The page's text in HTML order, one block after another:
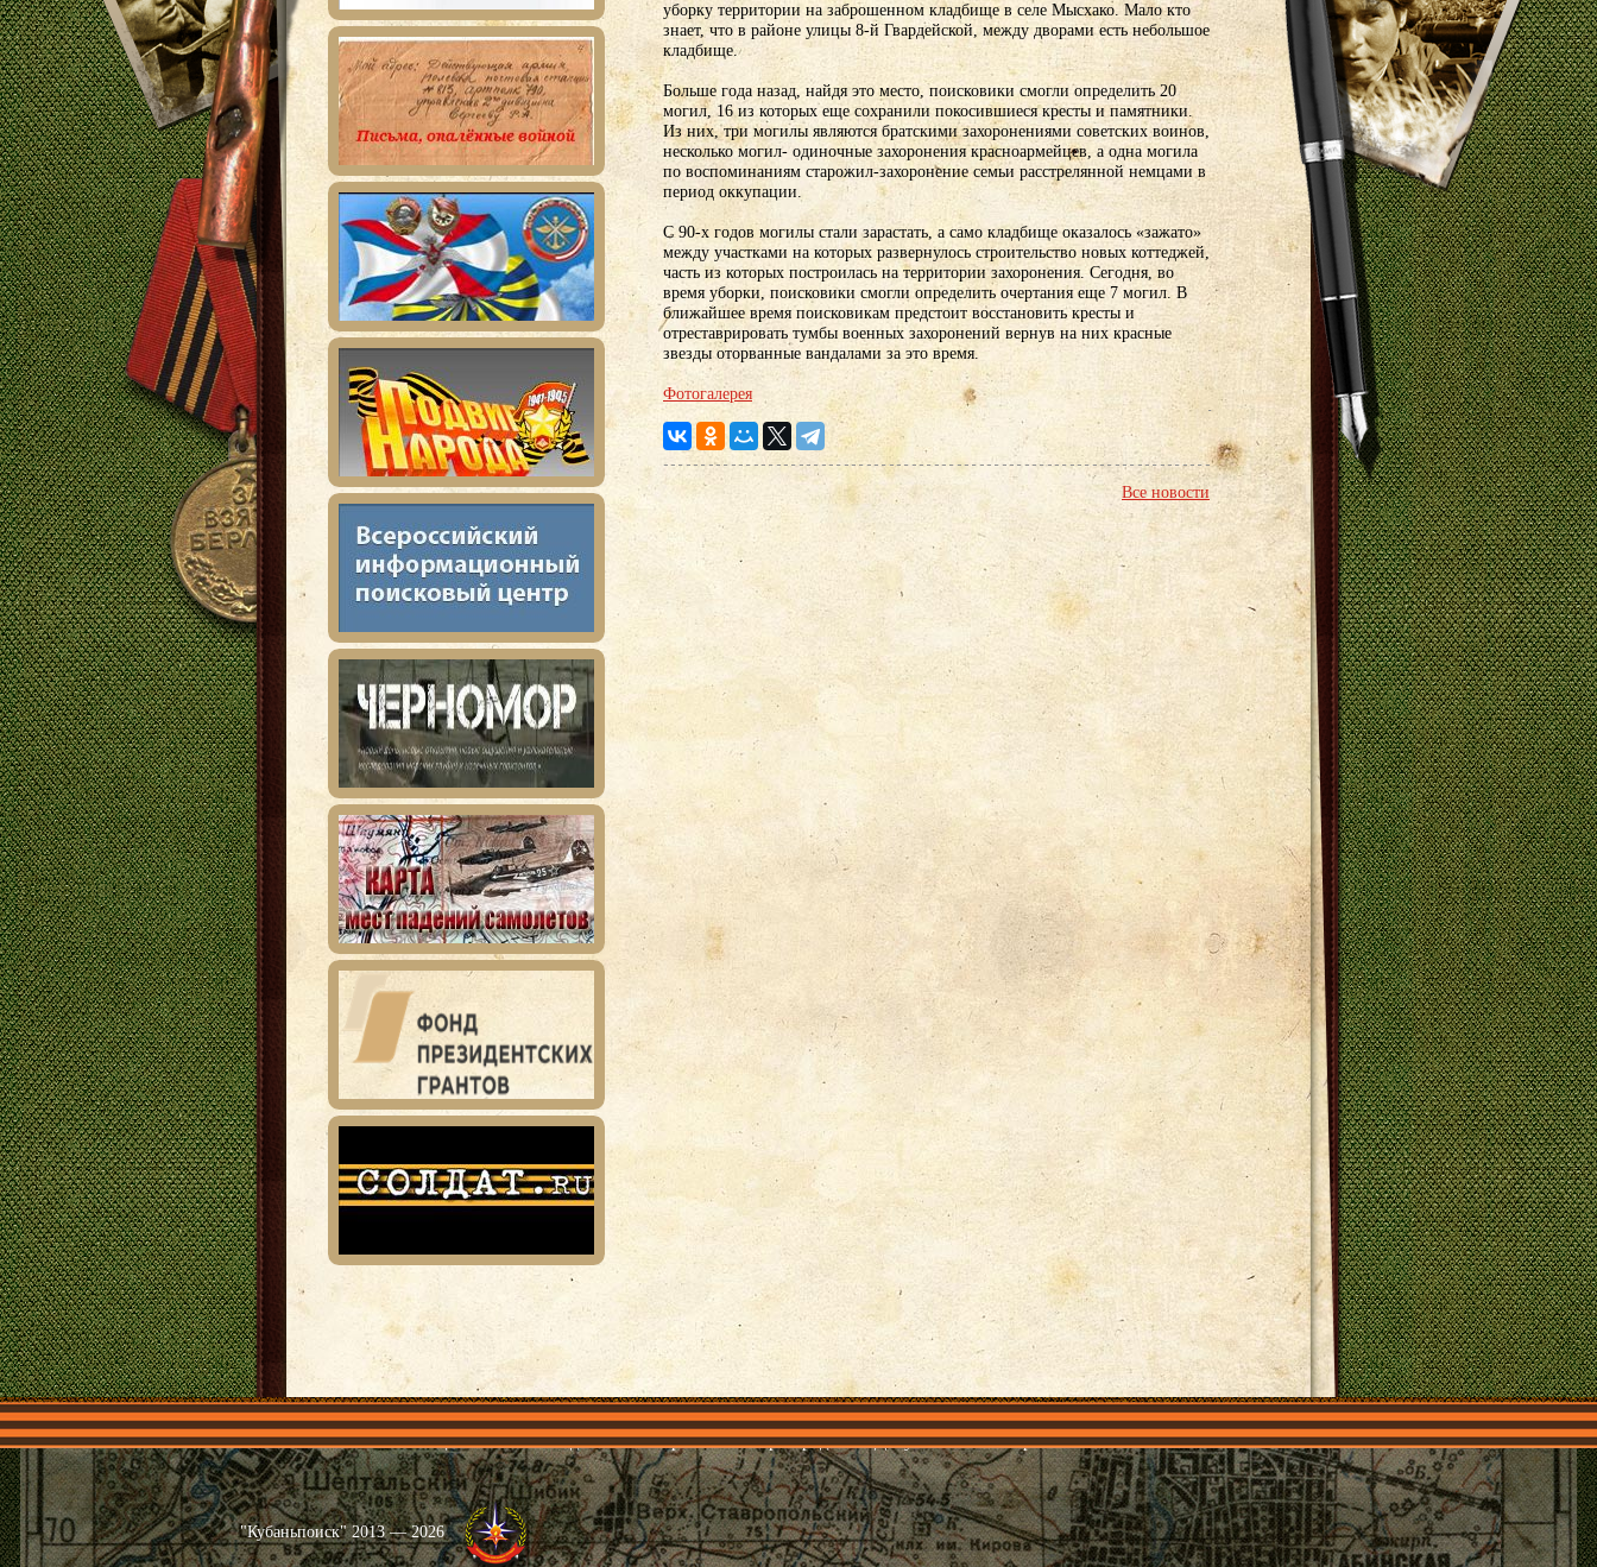
уборку территории на заброшенном кладбище в селе Мысхако. Мало кто
знает, что в районе улицы 8-й Гвардейской, между дворами есть небольшое
кладбище.
Больше года назад, найдя это место, поисковики смогли определить 20
могил, 16 из которых еще сохранили покосившиеся кресты и памятники.
Из них, три могилы являются братскими захоронениями советских воинов,
несколько могил- одиночные захоронения красноармейцев, а одна могила
по воспоминаниям старожил-захоронение семьи расстрелянной немцами в
период оккупации.
С 90-х годов могилы стали зарастать, а само кладбище оказалось «зажато»
между участками на которых развернулось строительство новых коттеджей,
часть из которых построилась на территории захоронения. Сегодня, во
время уборки, поисковики смогли определить очертания еще 7 могил. В
ближайшее время поисковикам предстоит восстановить кресты и
отреставрировать тумбы военных захоронений вернув на них красные
звезды оторванные вандалами за это время.
Фотогалерея
Все новости
Главная Имена Общественные объединения Проекты Герои рядом Документы Галерея О нас
"Кубаньпоиск" 2013 — 2026